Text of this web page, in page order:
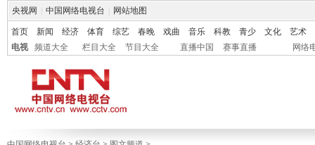
央视网 中国网络电视台 网站地图
首页 新闻 经济 体育 综艺 春晚 戏曲 音乐 科教 青少 文化
艺术
电视
频道大全 栏目大全 节目大全 直播中国 赛事直播 网络